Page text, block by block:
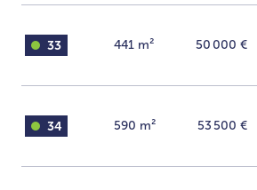
33 441m² 50 000 €
34 590 m² 53 500 €